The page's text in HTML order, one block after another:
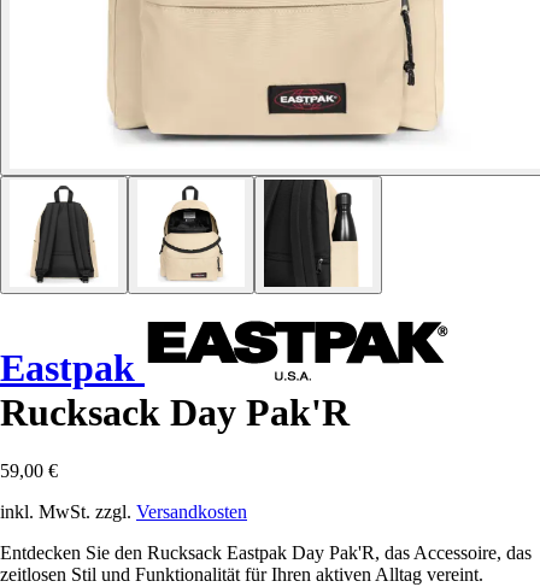
Eastpak
Rucksack Day Pak'R
59,00 €
inkl. MwSt. zzgl. Versandkosten
Entdecken Sie den Rucksack Eastpak Day Pak'R, das Accessoire, das
zeitlosen Stil und Funktionalität für Ihren aktiven Alltag vereint.